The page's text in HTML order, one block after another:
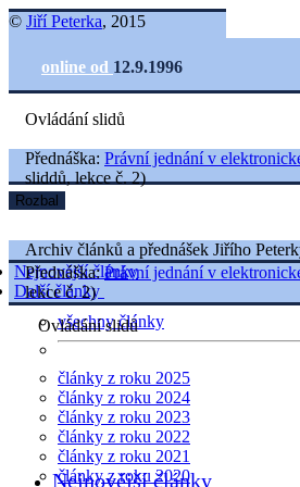
© Jiří Peterka, 2015
online od 12.9.1996
Ovládání slidů
Nejnovější články
Další články
všechny články
články z roku 2025
články z roku 2024
články z roku 2023
články z roku 2022
články z roku 2021
články z roku 2020
Přednáška: Právní jednání v
sliddů, lekce č. 2)
Rozbal
Archiv článků a přednášek Jiřího
Přednáška:Právní jednání v
lekce č. 2)
Ovládání slidů
Nejnovější články